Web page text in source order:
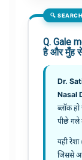
🔍
Q. Gale
है और मुँह
Dr.
Nasal
ब्लॉक
पीछे गले
यही
जिससे